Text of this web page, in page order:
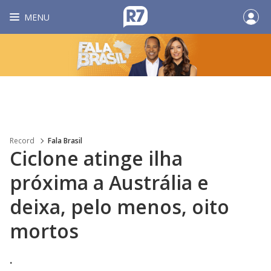
MENU
Record Fala Brasil
Ciclone atinge ilha
próxima a Austrália e
deixa, pelo menos, oito
mortos
.